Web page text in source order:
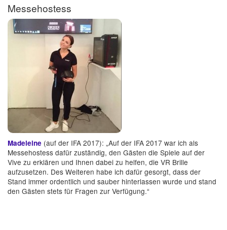
Messehostess
Madeleine (auf der IFA 2017): „Auf der IFA 2017 war ich als
Messehostess dafür zuständig, den Gästen die Spiele auf der
Vive zu erklären und Ihnen dabei zu helfen, die VR Brille
aufzusetzen. Des Weiteren habe ich dafür gesorgt, dass der
Stand immer ordentlich und sauber hinterlassen wurde und stand
den Gästen stets für Fragen zur Verfügung.“